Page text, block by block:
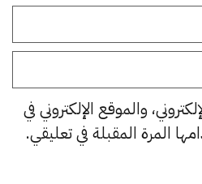
والموقع الإلكتروني في
المرة المقبلة في تعليقي.